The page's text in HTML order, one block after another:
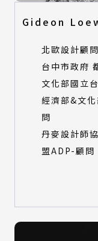
Gideon
北歐設計顧
台中市政府
文化部國立
經濟部&文
問
丹麥設計師
盟ADP-顧問